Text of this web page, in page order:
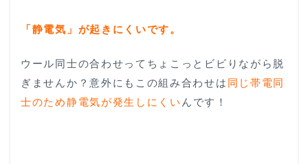
「静電気」が起きにくいです。
ウール同士の合わせってちょこっとビビりながら脱
ぎませんか？意外にもこの組み合わせは 同じ帯電同
士のため静電気が発生しにくい んです！